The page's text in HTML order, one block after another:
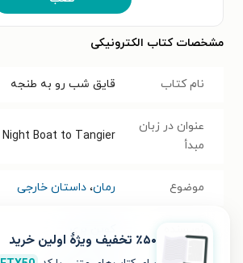
مشخصات کتاب الکترونیکی
نام کتاب قایق شب رو به طنجه
عنوان در زبان
مبدأ
Night Boat to Tangier
موضوع رمان، داستان خارجی
کوین بری
٪۵۰ تخفیف ویژۀ اولین خرید